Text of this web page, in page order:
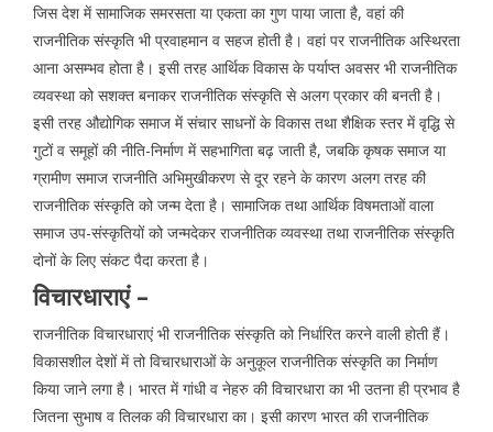
जिस देश में सामाजिक समरसता या एकता का गुण पाया जाता है, वहां की
राजनीतिक संस्कृति भी प्रवाहमान व सहज होती है। वहां पर राजनीतिक अस्थिरता
आना असम्भव होता है। इसी तरह आर्थिक विकास के पर्याप्त अवसर भी राजनीतिक
व्यवस्था को सशक्त बनाकर राजनीतिक संस्कृति से अलग प्रकार की बनती है।
इसी तरह औद्योगिक समाज में संचार साधनों के विकास तथा शैक्षिक स्तर में वृद्धि से
गुटों व समूहों की नीति-निर्माण में सहभागिता बढ़ जाती है, जबकि कृषक समाज या
ग्रामीण समाज राजनीति अभिमुखीकरण से दूर रहने के कारण अलग तरह की
राजनीतिक संस्कृति को जन्म देता है। सामाजिक तथा आर्थिक विषमताओं वाला
समाज उप-संस्कृतियों को जन्मदेकर राजनीतिक व्यवस्था तथा राजनीतिक संस्कृति
दोनों के लिए संकट पैदा करता है।
विचारधाराएं –
राजनीतिक विचारधाराएं भी राजनीतिक संस्कृति को निर्धारित करने वाली होती हैं।
विकासशील देशों में तो विचारधाराओं के अनुकूल राजनीतिक संस्कृति का निर्माण
किया जाने लगा है। भारत में गांधी व नेहरु की विचारधारा का भी उतना ही प्रभाव है
जितना सुभाष व तिलक की विचारधारा का। इसी कारण भारत की राजनीतिक